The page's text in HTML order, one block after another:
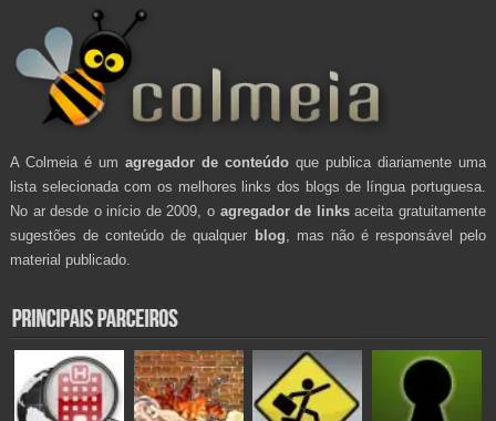
A Colmeia é um agregador de conteúdo que publica diariamente uma
lista selecionada com os melhores links dos blogs de língua portuguesa.
No ar desde o início de 2009, o agregador de linksaceita gratuitamente
sugestões de conteúdo de qualquer blog , mas não é responsável pelo
material publicado.